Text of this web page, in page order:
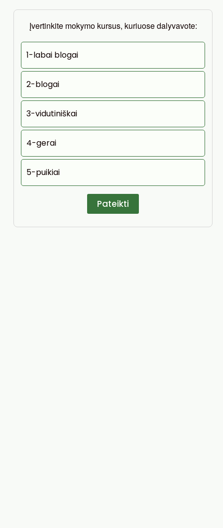
Įvertinkite mokymo kursus, kuriuose dalyvavote:
1-labai blogai
2-blogai
3-vidutiniškai
4-gerai
5-puikiai